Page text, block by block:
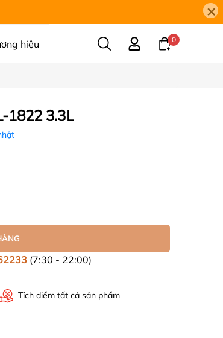
×
hiệu 0
1822 3.3L
(7:30 - 22:00)
Tích điểm tất cả sản phẩm